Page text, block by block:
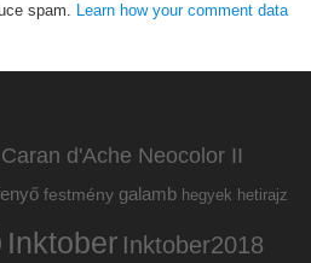
spam.
Learn how your comment data
Caran d'Ache Neocolor II
festmény galamb hegyek hetirajz
Inktober Inktober2018